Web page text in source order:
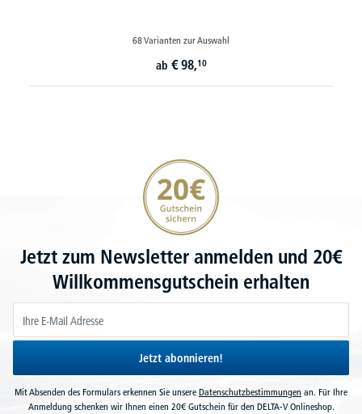
68 Varianten zur Auswahl
ab € 98,10
20€ Gutschein sichern
Jetzt zum Newsletter anmelden und 20€
Willkommensgutschein erhalten
Jetzt abonnieren!
Mit Absenden des Formulars erkennen Sie unsere Datenschutzbestimmungen an. Für Ihre
Anmeldung schenken wir Ihnen einen 20€ Gutschein für den DELTA-V Onlineshop.